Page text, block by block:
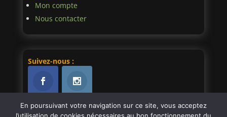
Mon compte
Nous contacter
Suivez-nous :
En poursuivant votre navigation sur ce site, vous acceptez